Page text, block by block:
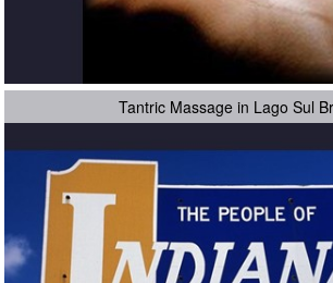
Tantric Massage in Lago Sul